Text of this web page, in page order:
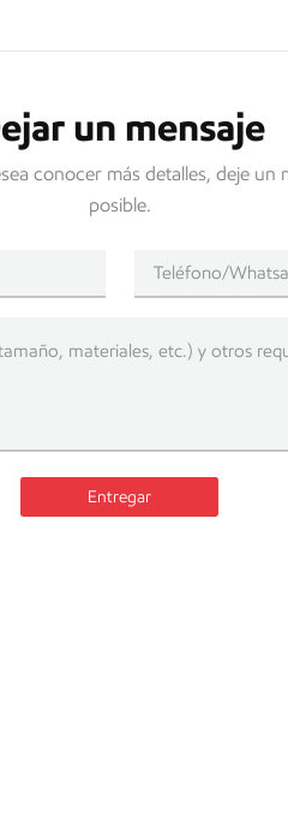
un mensaje
conocer más detalles, deje un
posible.
Entregar